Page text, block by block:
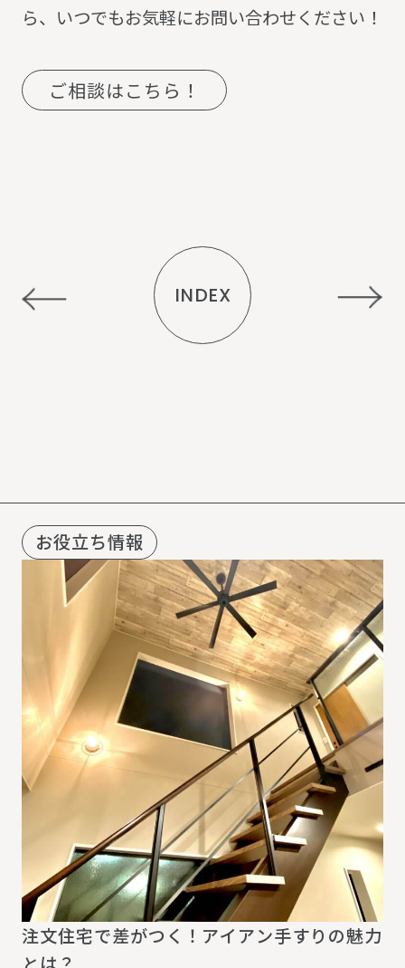
ら、いつでもお気軽にお問い合わせください！
ご相談はこちら！
INDEX
お役立ち情報
注文住宅で差がつく！アイアン手すりの魅力